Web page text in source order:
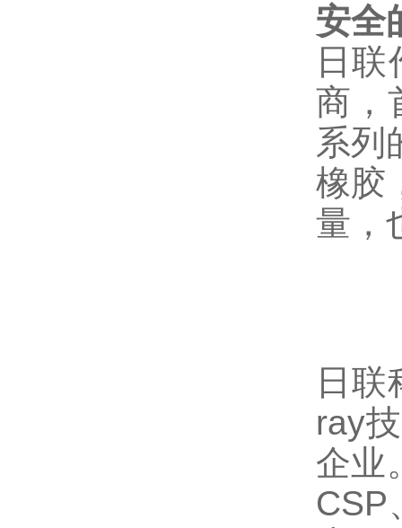
安全
日
商，
系列
橡胶
量，
日
ray
企业
CSP